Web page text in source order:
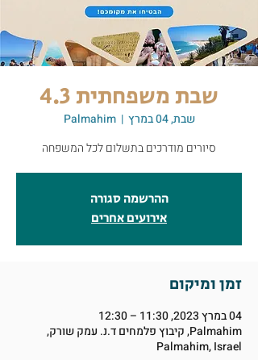
שבת משפחתית 4.3
שבת, 04 במרץ
  |
Palmahim
סיורים מודרכים בתשלום לכל המשפחה
ההרשמה סגורה
אירועים אחרים
זמן ומיקום
04 במרץ 2023, 11:30 – 12:30
Palmahim, קיבוץ פלמחים ד.נ. עמק שורק,
Palmahim, Israel